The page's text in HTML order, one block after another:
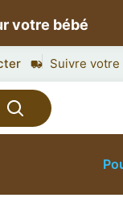
votre bébé
Suivre votre